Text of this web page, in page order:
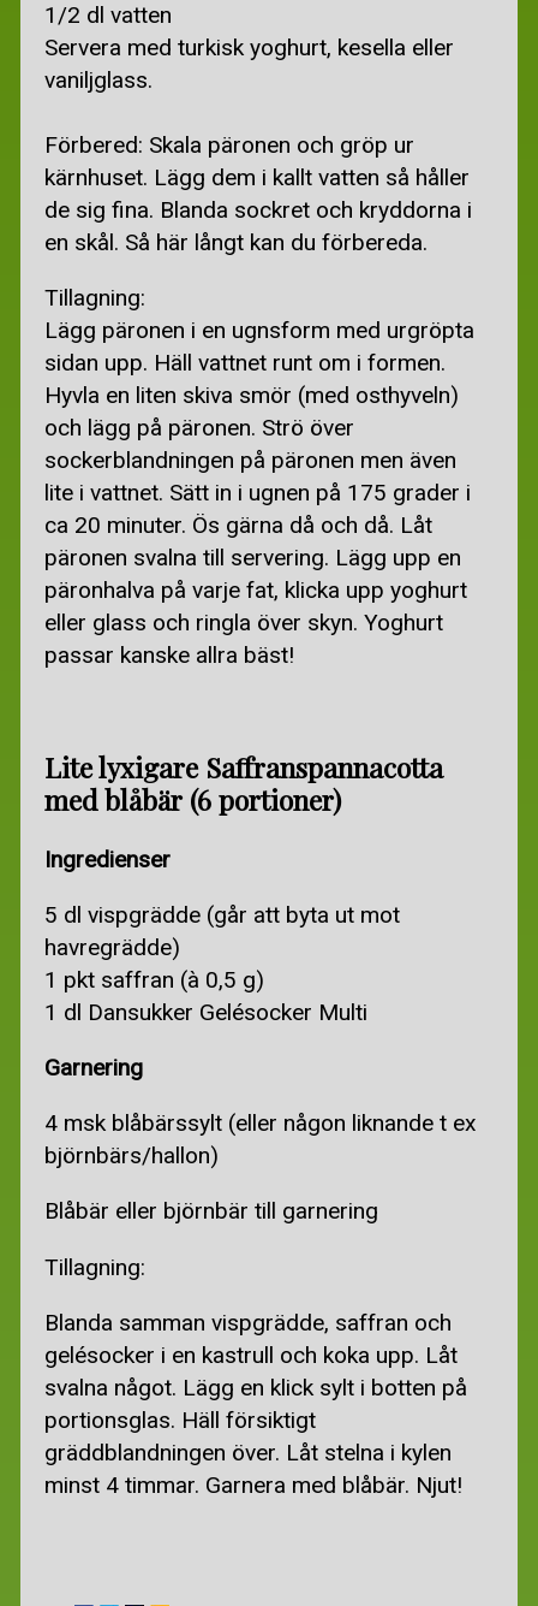
1/2 dl vatten
Servera med turkisk yoghurt, kesella eller
vaniljglass.
Förbered: Skala päronen och gröp ur
kärnhuset. Lägg dem i kallt vatten så håller
de sig fina. Blanda sockret och kryddorna i
en skål. Så här långt kan du förbereda.
Tillagning:
Lägg päronen i en ugnsform med urgröpta
sidan upp. Häll vattnet runt om i formen.
Hyvla en liten skiva smör (med osthyveln)
och lägg på päronen. Strö över
sockerblandningen på päronen men även
lite i vattnet. Sätt in i ugnen på 175 grader i
ca 20 minuter. Ös gärna då och då. Låt
päronen svalna till servering. Lägg upp en
päronhalva på varje fat, klicka upp yoghurt
eller glass och ringla över skyn. Yoghurt
passar kanske allra bäst!
Lite lyxigare Saffranspannacotta
med blåbär (6 portioner)
Ingredienser
5 dl vispgrädde (går att byta ut mot
havregrädde)
1 pkt saffran (à 0,5 g)
1 dl Dansukker Gelésocker Multi
Garnering
4 msk blåbärssylt (eller någon liknande t ex
björnbärs/hallon)
Blåbär eller björnbär till garnering
Tillagning:
Blanda samman vispgrädde, saffran och
gelésocker i en kastrull och koka upp. Låt
svalna något. Lägg en klick sylt i botten på
portionsglas. Häll försiktigt
gräddblandningen över. Låt stelna i kylen
minst 4 timmar. Garnera med blåbär. Njut!